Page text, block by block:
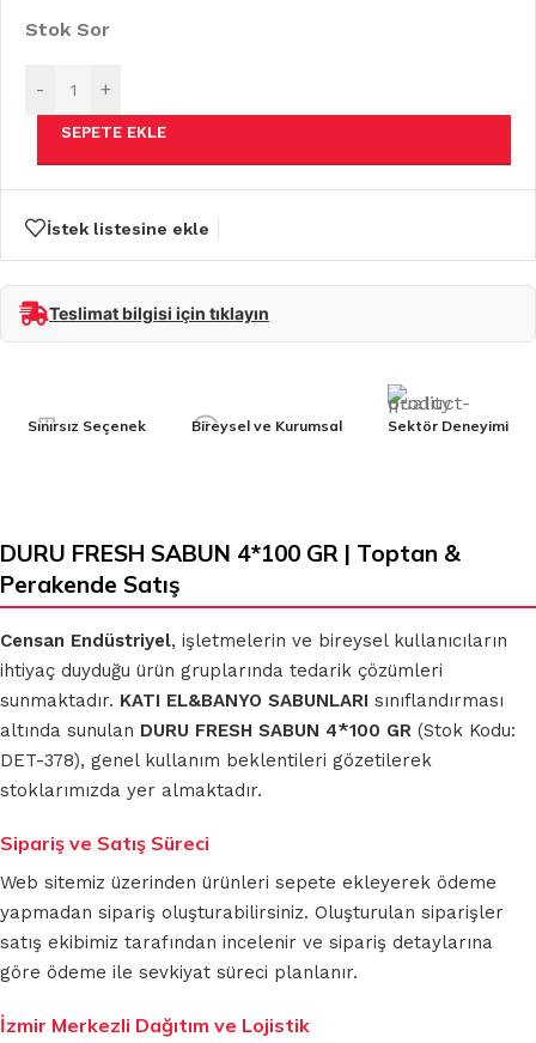
Stok Sor
- +
SEPETE EKLE
İstek listesine ekle
Teslimat bilgisi için tıklayın
Sınırsız Seçenek Bireysel ve Kurumsal Sektör Deneyimi
DURU FRESH SABUN 4*100 GR | Toptan &
Perakende Satış
Censan Endüstriyel, işletmelerin ve bireysel kullanıcıların
ihtiyaç duyduğu ürün gruplarında tedarik çözümleri
sunmaktadır. KATI EL&BANYO SABUNLARI sınıflandırması
altında sunulan DURU FRESH SABUN 4*100 GR (Stok Kodu:
DET-378), genel kullanım beklentileri gözetilerek
stoklarımızda yer almaktadır.
Sipariş ve Satış Süreci
Web sitemiz üzerinden ürünleri sepete ekleyerek ödeme
yapmadan sipariş oluşturabilirsiniz. Oluşturulan siparişler
satış ekibimiz tarafından incelenir ve sipariş detaylarına
göre ödeme ile sevkiyat süreci planlanır.
İzmir Merkezli Dağıtım ve Lojistik